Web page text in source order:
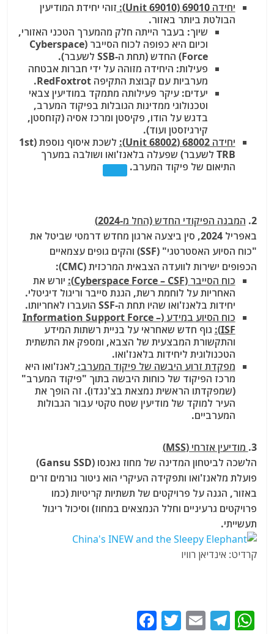
יחידה 69010 (Unit 69010):
זוהי יחידת המודיעין
הבולטת ביותר באזור.
שיוך: בעבר הייתה חלק מהמערך הטכני האזורי,
וכיום היא כפופה לכוח הסייבר (Cyberspace
Force) החדש (תחת ה-SSB לשעבר).
פעילות: היחידה מזוהה על ידי חברות אבטחה
מערביות עם קבוצת התקיפה RedFoxtrot.
יעדים: עיקר פעילותה מתמקד במודיעין צבאי
וטכנולוגי ממדינות הגובלות בפיקוד המערב,
בדגש על הודו, פקיסטן ומרכז אסיה (קזחסטן,
קירגיזסטן ועוד).
יחידה 68002 (Unit 68002):
לשכת איסוף נוספת (1st
TRB לשעבר) שפעלה בלאנז'ואו ושולבה במערך
התיאום של פיקוד המערב.
2. המבנה הפיקודי החדש (החל מ-2024)
באפריל 2024, סין ביצעה ארגון מחדש דרמטי שביטל את
"כוח הסיוע האסטרטגי" (SSF) והקים גופים עצמאיים
הכפופים ישירות לוועדה הצבאית המרכזית (CMC):
כוח הסייבר (Cyberspace Force – CSF):
יורש את
האחריות על לוחמת רשת, הגנת סייבר וריגול דיגיטלי.
יחידות בלאנז'ואו שהיו תחת ה-SSF הועברו לאחריותו.
כוח הסיוע במידע (Information Support Force –
ISF):
גוף חדש שאחראי על בניית רשתות המידע
והתקשורת המבצעית של הצבא, ומספק את התשתית
הטכנולוגית ליחידות בלאנז'ואו.
מפקדת זרוע היבשה של פיקוד המערב: לאנז'ואו היא
מרכז הפיקוד של כוחות היבשה בתוך "פיקוד המערב"
(שמפקדתו הראשית נמצאת בצ'נגדו). זה הופך את
העיר למוקד של מודיעין שטח טקטי עבור הגבולות
המערביים.
3. מודיעין אזרחי (MSS)
הלשכה לביטחון המדינה של מחוז גאנסו (Gansu SSD)
פועלת מלאנז'ואו ותפקידה העיקרי הוא ניטור גורמים זרים
באזור, הגנה על פרויקטים של תשתיות קריטיות (כמו
פרויקטים גרעיניים וחלל הנמצאים במחוז) וסיכול ריגול
תעשייתי.
קרדיט: אינדיאן רוויו
W
T
E
T